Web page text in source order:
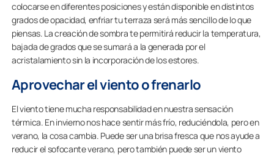
colocarse en diferentes posiciones y están disponible en distintos
grados de opacidad, enfriar tu terraza será más sencillo de lo que
piensas. La creación de sombra te permitirá reducir la temperatura,
bajada de grados que se sumará a la generada por el
acristalamiento sin la incorporación de los estores.
Aprovechar el viento o frenarlo
El viento tiene mucha responsabilidad en nuestra sensación
térmica. En invierno nos hace sentir más frío, reduciéndola, pero en
verano, la cosa cambia. Puede ser una brisa fresca que nos ayude a
reducir el sofocante verano, pero también puede ser un viento